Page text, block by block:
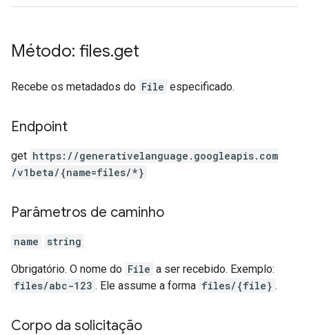
Método: files.get
Recebe os metadados do File especificado.
Endpoint
get https: / /generativelanguage.googleapis.com
/v1beta/{name=files/*}
Parâmetros de caminho
name string
Obrigatório. O nome do File a ser recebido. Exemplo:
files/abc-123 . Ele assume a forma files/{file} .
Corpo da solicitação